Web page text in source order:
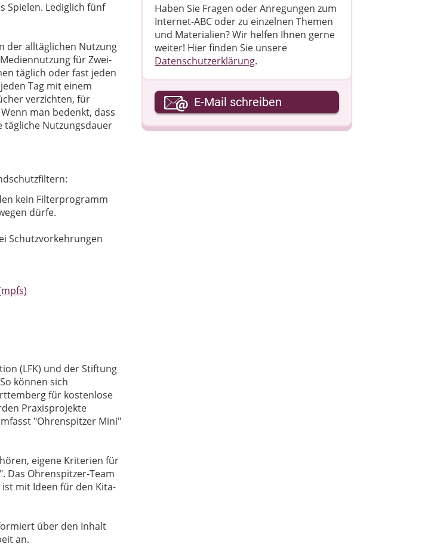
Spielen. Lediglich fünf
der alltäglichen Nutzung
für Zwei-
täglich oder fast jeden
Tag mit einem
verzichten, für
man bedenkt, dass
tägliche Nutzungsdauer
kein Filterprogramm
dürfe.
Schutzvorkehrungen
(LFK) und der Stiftung
können sich
für kostenlose
Praxisprojekte
"Ohrenspitzer Mini"
eigene Kriterien für
Das Ohrenspitzer-Team
mit Ideen für den Kita-
über den Inhalt
an.
Haben Sie Fragen oder Anregungen zum
Internet-ABC oder zu einzelnen Themen
und Materialien? Wir helfen Ihnen gerne
weiter! ​Hier finden Sie unsere
Datenschutzerklärung.
Ihre E-Mail-Adresse
E-Mail schreiben